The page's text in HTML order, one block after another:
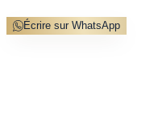
Écrire sur WhatsApp